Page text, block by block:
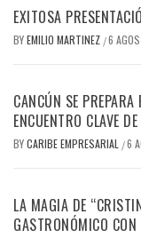
EXITOSA
BYEMILIO MARTINEZ /6
CANCÚN SE
ENCUENTRO CLAVE
BYCARIBE EMPRESARIAL /6
LA MAGIA DE
GASTRONÓMICO